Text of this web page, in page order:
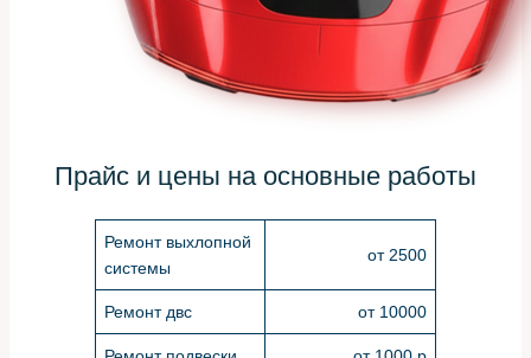
Прайс и цены на основные работы
Ремонт выхлопной
системы
от 2500
Ремонт двс от 10000